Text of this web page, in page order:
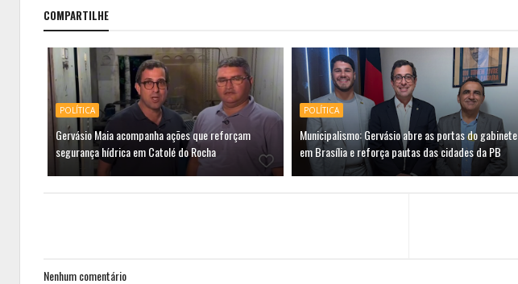
COMPARTILHE
POLÍTICA
Gervásio Maia acompanha ações que reforçam
segurança hídrica em Catolé do Rocha
POLÍTICA
Municipalismo: Gervásio abre as portas do gabinete
em Brasília e reforça pautas das cidades da PB
Nenhum comentário